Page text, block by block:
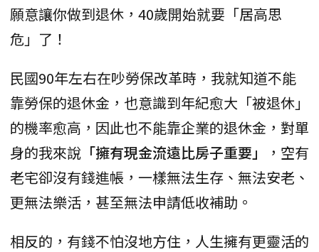
願意讓你做到退休，40歲開始就要「居高思
危」了！
民國90年左右在吵勞保改革時，我就知道不能
靠勞保的退休金，也意識到年紀愈大「被退休」
的機率愈高，因此也不能靠企業的退休金，對單
身的我來說 「擁有現金流遠比房子重要」
，空有
老宅卻沒有錢進帳，一樣無法生存、無法安老、
更無法樂活，甚至無法申請低收補助。
相反的，有錢不怕沒地方住，人生擁有更靈活的